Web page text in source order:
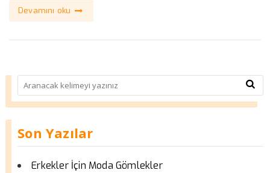
Devamını oku
Son Yazılar
Erkekler İçin Moda Gömlekler